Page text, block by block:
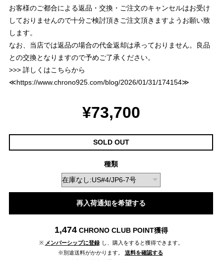
お客様のご都合による返品・交換・ご注文のキャンセルはお受け
しておりませんので十分ご検討頂きご注文頂きますようお願い致
します。
なお、当店では返品の場合の代金返却は承っておりません。良品
との交換となりますので予めご了承ください。
>>> 詳しくはこちらから
≪https://www.chrono925.com/blog/2026/01/31/174154≫
¥73,700
SOLD OUT
種類
再入荷通知を希望する
1,474 CHRONO CLUB POINT獲得
※ メンバーシップに登録 し、購入をすると獲得できます。
※別途送料がかかります。
送料を確認する